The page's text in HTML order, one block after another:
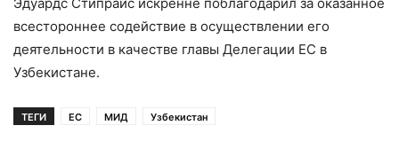
всестороннее содействие в осуществлении его
деятельности в качестве главы Делегации ЕС в
Узбекистане.
ТЕГИ ЕС МИД Узбекистан